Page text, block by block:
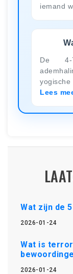
iemand
De 4-
yogische
Lees
Wat zijn de
2026-01-24
Wat is
2026-01-24